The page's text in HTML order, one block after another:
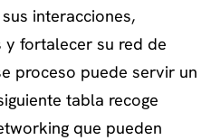
interacciones,
y fortalecer su red de
proceso puede servir un
tabla recoge
que pueden